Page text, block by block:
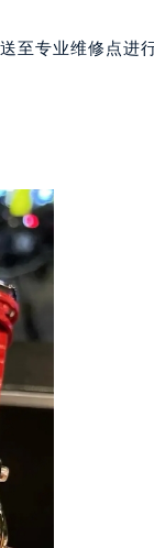
约）
约）
）
）
约）
约）
斯大厦）23层
至专业维修点进